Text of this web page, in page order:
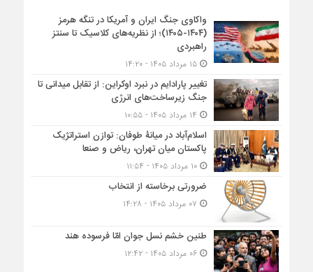
واکاوی جنگ ایران و آمریکا در تنگه هرمز
(۱۴۰۴-۱۴۰۵)؛ از نظریه‌های کلاسیک تا سنتز
راهبردی
۱۵ مرداد ۱۴۰۵ - ۱۴:۲۰
تغییر پارادایم در نبرد اوکراین: از تقابل میدانی تا
جنگ زیرساخت‌های انرژی
اسلام‌آباد در میانۀ طوفان: توازن استراتژیک
پاکستان میان تهران، ریاض و صنعا
۱۰ مرداد ۱۴۰۵ - ۱۱:۵۴
ضرورتی برخاسته از انتخاب
طنین خشم نسل جوان امّا فرسوده هند
۰۶ مرداد ۱۴۰۵ - ۱۲:۴۲